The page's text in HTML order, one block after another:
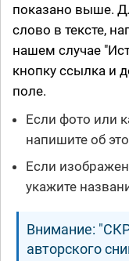
показано выше.
слово в тексте,
нашем случае
кнопку ссылка и
поле.
Если фото или
напишите об
Если
укажите
Внимание:
авторского